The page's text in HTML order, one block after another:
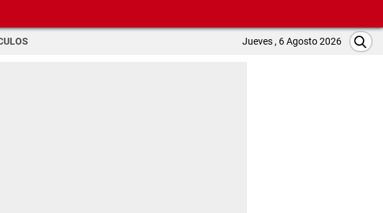
Jueves , 6 Agosto 2026